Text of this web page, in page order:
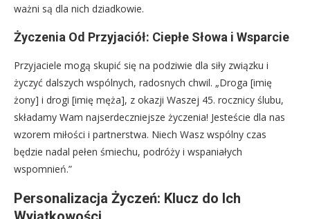
ważni są dla nich dziadkowie.
Życzenia Od Przyjaciół: Ciepłe Słowa i Wsparcie
Przyjaciele mogą skupić się na podziwie dla siły związku i
życzyć dalszych wspólnych, radosnych chwil. „Droga [imię
żony] i drogi [imię męża], z okazji Waszej 45. rocznicy ślubu,
składamy Wam najserdeczniejsze życzenia! Jesteście dla nas
wzorem miłości i partnerstwa. Niech Wasz wspólny czas
będzie nadal pełen śmiechu, podróży i wspaniałych
wspomnień.”
Personalizacja Życzeń: Klucz do Ich